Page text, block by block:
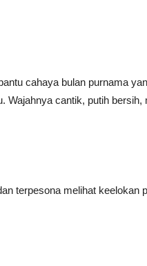
cahaya bulan purnama
Wajahnya cantik, putih
terpesona melihat keelokan